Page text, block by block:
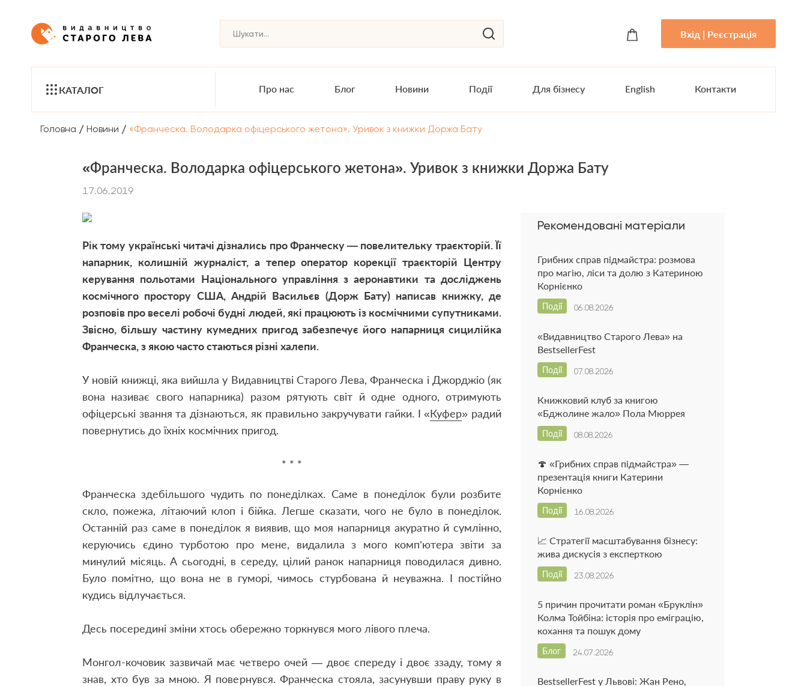
Вхід | Реєстрація
КАТАЛОГ Про нас Блог Новини Події Для бізнесу English Контакти
Головна / Новини / «Франческа. Володарка офіцерського жетона». Уривок з книжки Доржа Бату
«Франческа. Володарка офіцерського жетона». Уривок з книжки Доржа Бату
17.06.2019
Рік тому українські читачі дізнались про Франческу — повелительку траєкторій. Її
напарник, колишній журналіст, а тепер оператор корекції траєкторій Центру
керування польотами Національного управління з аеронавтики та досліджень
космічного простору США, Андрій Васильєв (Дорж Бату) написав книжку, де
розповів про веселі робочі будні людей, які працюють із космічними супутниками.
Звісно, більшу частину кумедних пригод забезпечує його напарниця сицилійка
Франческа, з якою часто стаються різні халепи.
У новій книжці, яка вийшла у Видавництві Старого Лева, Франческа і Джорджіо (як
вона називає свого напарника) разом рятують світ й одне одного, отримують
офіцерські звання та дізнаються, як правильно закручувати гайки. І «Куфер» радий
повернутись до їхніх космічних пригод.
* * *
Франческа здебільшого чудить по понеділках. Саме в понеділок були розбите
скло, пожежа, літаючий клоп і бійка. Легше сказати, чого не було в понеділок.
Останній раз саме в понеділок я виявив, що моя напарниця акуратно й сумлінно,
керуючись єдино турботою про мене, видалила з мого комп’ютера звіти за
минулий місяць. А сьогодні, в середу, цілий ранок напарниця поводилася дивно.
Було помітно, що вона не в гуморі, чимось стурбована й неуважна. І постійно
кудись відлучається.
Десь посередині зміни хтось обережно торкнувся мого лівого плеча.
Монгол-кочовик зазвичай має четверо очей — двоє спереду і двоє ззаду, тому я
знав, хто був за мною. Я повернувся. Франческа стояла, засунувши праву руку в
Рекомендовані матеріали
Грибних справ підмайстра: розмова
про магію, ліси та долю з Катериною
Корнієнко
06.08.2026
Події
«Видавництво Старого Лева» на
BestsellerFest
07.08.2026
Події
Книжковий клуб за книгою
«Бджолине жало» Пола Мюррея
08.08.2026
Події
🍄 «Грибних справ підмайстра» —
презентація книги Катерини
Корнієнко
16.08.2026
Події
📈 Стратегії масштабування бізнесу:
жива дискусія з експерткою
23.08.2026
Події
5 причин прочитати роман «Бруклін»
Колма Тойбіна: історія про еміграцію,
кохання та пошук дому
24.07.2026
Блог
BestsellerFest у Львові: Жан Рено,